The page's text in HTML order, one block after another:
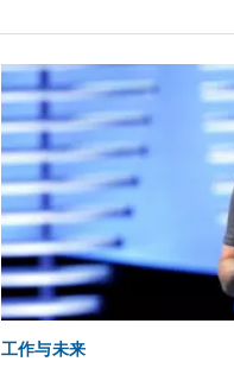
工作与未来